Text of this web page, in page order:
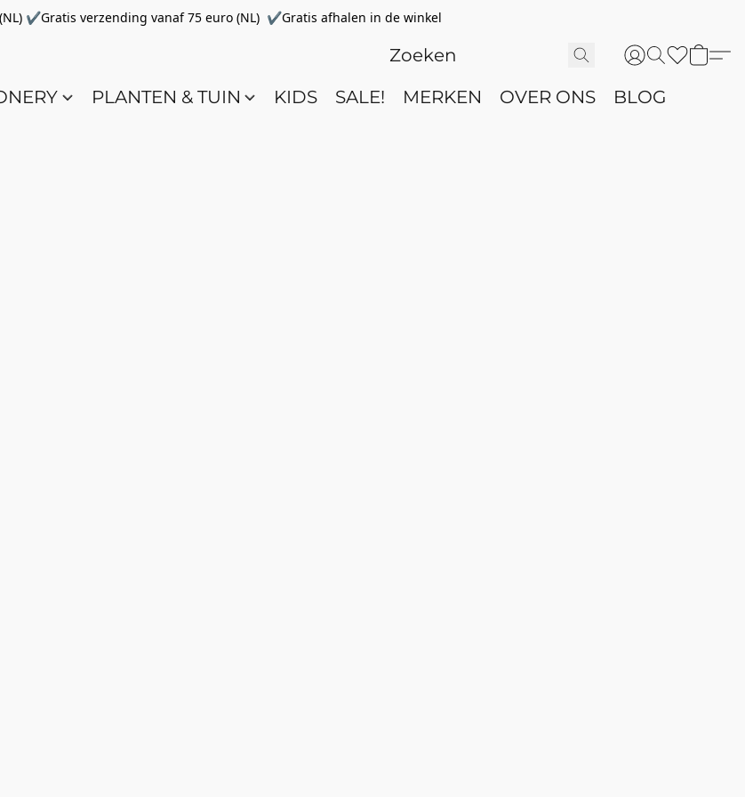
✔Gratis verzending vanaf 75 euro (NL) ✔Gratis afhalen in de winkel
PLANTEN & TUIN KIDS SALE! MERKEN OVER ONS BLOG